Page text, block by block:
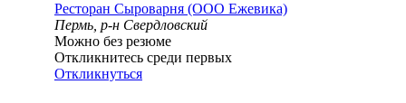
Ресторан Сыроварня (ООО Ежевика)
Пермь, р-н Свердловский
Можно без резюме
Откликнитесь среди первых
Откликнуться